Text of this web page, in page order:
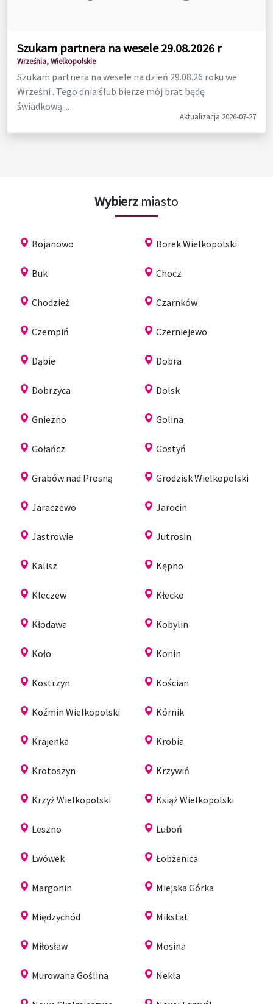
Szukam partnera na wesele 29.08.2026 r
Września, Wielkopolskie
Szukam partnera na wesele na dzień 29.08.26 roku we
Wrześni . Tego dnia ślub bierze mój brat będę
świadkową....
Aktualizacja 2026-07-27
Wybierz miasto
Bojanowo Borek Wielkopolski
Buk Chocz
Chodzież Czarnków
Czempiń Czerniejewo
Dąbie Dobra
Dobrzyca Dolsk
Gniezno Golina
Gołańcz Gostyń
Grabów nad Prosną Grodzisk Wielkopolski
Jaraczewo Jarocin
Jastrowie Jutrosin
Kalisz Kępno
Kleczew Kłecko
Kłodawa Kobylin
Koło Konin
Kostrzyn Kościan
Koźmin Wielkopolski Kórnik
Krajenka Krobia
Krotoszyn Krzywiń
Krzyż Wielkopolski Książ Wielkopolski
Leszno Luboń
Lwówek Łobżenica
Margonin Miejska Górka
Międzychód Mikstat
Miłosław Mosina
Murowana Goślina Nekla